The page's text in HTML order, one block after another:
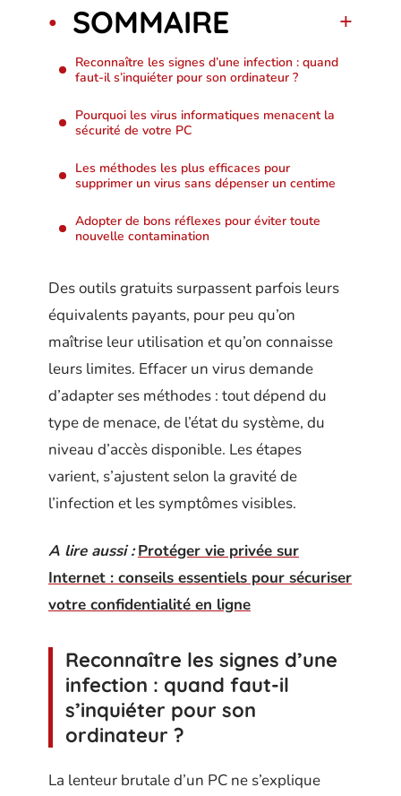
SOMMAIRE
Reconnaître les signes d’une infection : quand
faut-il s’inquiéter pour son ordinateur ?
Pourquoi les virus informatiques menacent la
sécurité de votre PC
Les méthodes les plus efficaces pour
supprimer un virus sans dépenser un centime
Adopter de bons réflexes pour éviter toute
nouvelle contamination
Des outils gratuits surpassent parfois leurs
équivalents payants, pour peu qu’on
maîtrise leur utilisation et qu’on connaisse
leurs limites. Effacer un virus demande
d’adapter ses méthodes : tout dépend du
type de menace, de l’état du système, du
niveau d’accès disponible. Les étapes
varient, s’ajustent selon la gravité de
l’infection et les symptômes visibles.
A lire aussi : Protéger vie privée sur
Internet : conseils essentiels pour sécuriser
votre confidentialité en ligne
Reconnaître les signes d’une
infection : quand faut-il
s’inquiéter pour son
ordinateur ?
La lenteur brutale d’un PC ne s’explique